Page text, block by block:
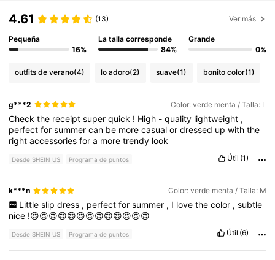
4.61 (13) Ver más
Pequeña
16%
La talla corresponde
84%
Grande
0%
outfits de verano(4) lo adoro(2) suave(1) bonito color(1)
g***2 Color: verde menta / Talla: L
Checkthe receiptsuperquick ! High -quality lightweight ,
perfectforsummercan be morecasualordressed upwiththe
rightaccessoriesfora moretrendy look
Desde SHEIN US Programa de puntos Útil (1)
k***n Color: verde menta / Talla: M
Little slip dress , perfect for summer , I love the color , subtle
nice !😍😍😍😍😍😍😍😍😍😍😍😍😍
Desde SHEIN US Programa de puntos Útil (6)